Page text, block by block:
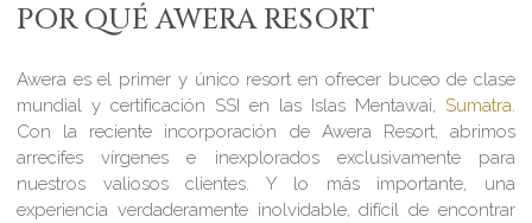
POR QUÉ AWERA RESORT
Awera es el primer y único resort en ofrecer buceo de clase
mundial y certificación SSI en las Islas Mentawai, Sumatra.
Con la reciente incorporación de Awera Resort, abrimos
arrecifes vírgenes e inexplorados exclusivamente para
nuestros valiosos clientes. Y lo más importante, una
experiencia verdaderamente inolvidable, difícil de encontrar